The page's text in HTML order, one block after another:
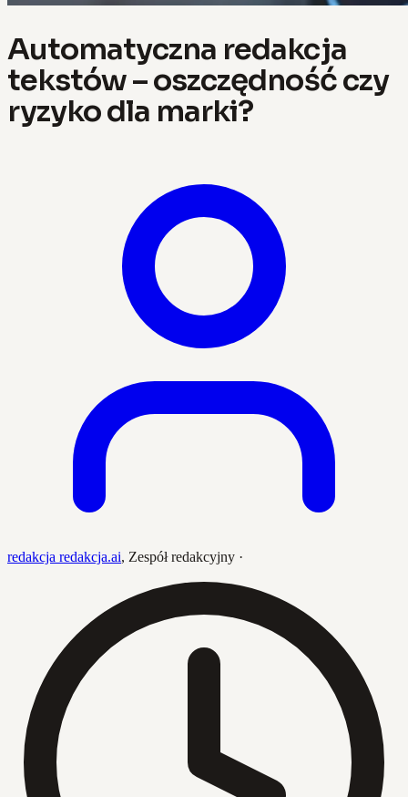
Automatyczna redakcja
tekstów – oszczędność czy
ryzyko dla marki?
redakcja redakcja.ai, Zespół redakcyjny ·